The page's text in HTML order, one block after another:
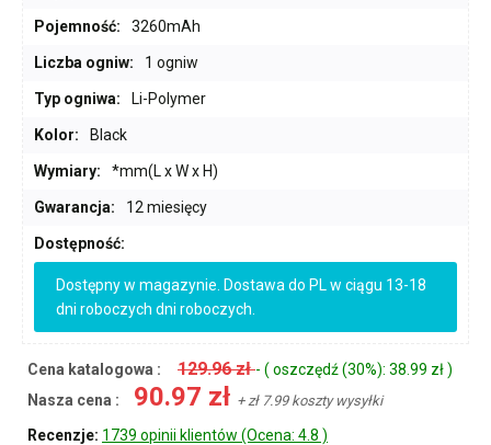
Pojemność: 3260mAh
Liczba ogniw: 1 ogniw
Typ ogniwa: Li-Polymer
Kolor: Black
Wymiary: *mm(L x W x H)
Gwarancja: 12 miesięcy
Dostępność:
Dostępny w magazynie. Dostawa do PL w ciągu 13-18
dni roboczych dni roboczych.
Cena katalogowa : 129.96 zł- ( oszczędź (30%): 38.99 zł )
Nasza cena :
90.97 zł + zł 7.99 koszty wysyłki
Recenzje: 1739 opinii klientów (Ocena: 4.8 )